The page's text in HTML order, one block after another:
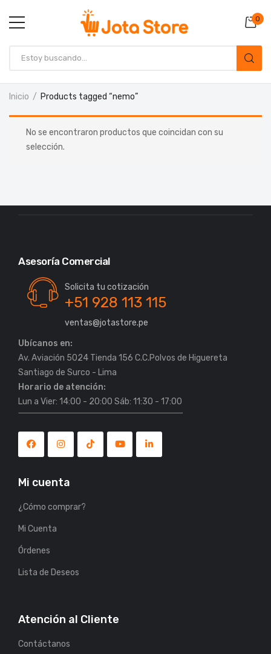
0
Inicio Products tagged “nemo”
No se encontraron productos que coincidan con su
selección.
Asesoría Comercial
Solicita tu cotización
+51 928 113 115
ventas@jotastore.pe
Ubícanos en:
Av. Aviación 5024 Tienda 156 C.C.Polvos de Higuereta
Horario de atención:
Lun a Vier: 14:00 - 20:00 Sáb: 11:30 - 17:00
Mi cuenta
¿Cómo comprar?
Mi Cuenta
Órdenes
Lista de Deseos
Atención al Cliente
Contáctanos